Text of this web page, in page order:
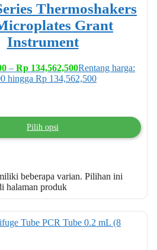
Thermoshakers
Grant
Instrument
– Rp 134,562,500Rentang harga:
hingga Rp 134,562,500
Pilih opsi
beberapa varian. Pilihan ini
halaman produk